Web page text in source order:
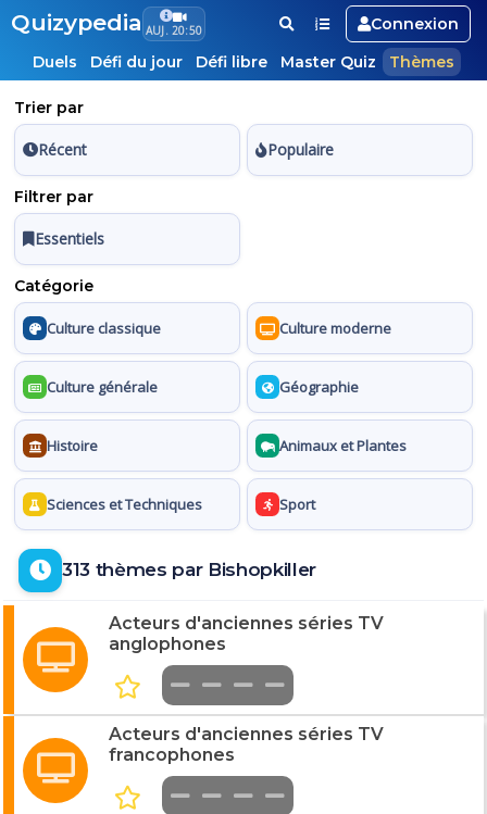
Quizypedia AUJ. 20:50
Connexion
Duels
Défi du jour Défi libre Master Quiz Thèmes
Trier par
Récent Populaire
Filtrer par
Essentiels
Catégorie
Culture classique Culture moderne
Culture générale Géographie
Histoire Animaux et Plantes
Sciences et Techniques Sport
313 thèmes par Bishopkiller
Acteurs d'anciennes séries TV
anglophones
Acteurs d'anciennes séries TV
francophones